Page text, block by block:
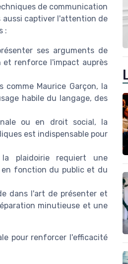
de communication
aussi captiver l'attention de
:
ses arguments de
et renforce l'impact auprès
comme Maurice Garçon, la
habile du langage, des
ou en droit social, la
est indispensable pour
plaidoirie requiert une
en fonction du public et du
dans l'art de présenter et
minutieuse et une
pour renforcer l'efficacité